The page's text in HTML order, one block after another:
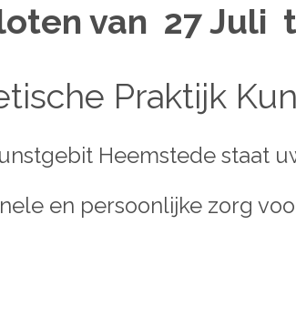
van 27 Juli
Praktijk
Heemstede staat
en persoonlijke zorg